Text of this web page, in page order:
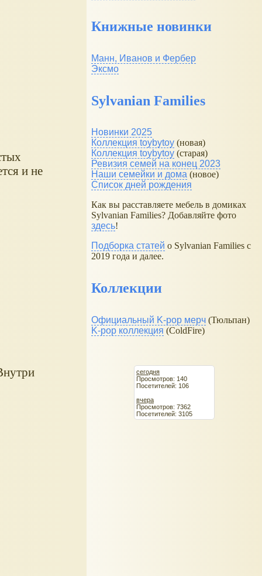
и не
Книжные новинки
Манн, Иванов и Фербер
Эксмо
Sylvanian Families
Новинки 2025
Коллекция toybytoy (новая)
Коллекция toybytoy (старая)
Ревизия семей на конец 2023
Наши семейки и дома (новое)
Список дней рождения
Как вы расставляете мебель в домиках
Sylvanian Families? Добавляйте фото
здесь!
Подборка статей о Sylvanian Families с
2019 года и далее.
Коллекции
Официальный K-pop мерч (Тюльпан)
K-pop коллекция (ColdFire)
сегодня
Просмотров: 140
Посетителей: 106
вчера
Просмотров: 7362
Посетителей: 3105